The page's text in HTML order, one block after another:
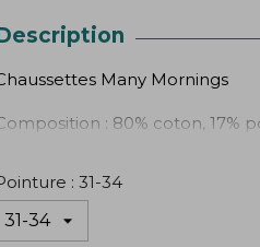
Many Mornings
: 80% coton, 17%
: 31-34